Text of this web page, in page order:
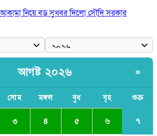
আকামা নিয়ে বড় সুখবর দিলো সৌদি সরকার
এখন ‘আরেকটি পাকিস্তান’ গড়ে উঠেছে: সজীব
সাঈদের ছবি নেই, সেটা কোনো ডকুমেন্টারি নয়:
আগষ্ট ২০২৬ »
সোম মঙ্গল বুধ বৃহ শুক্র
৩ ৪ ৫ ৬ ৭